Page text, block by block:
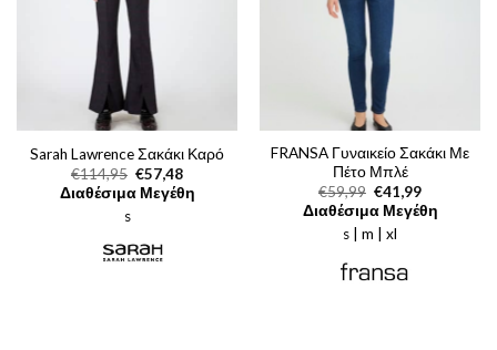
Sarah Lawrence Σακάκι Καρό
€114,95 Original
price
was:
€57,48Η
τρέχουσα
τιμή
Διαθέσιμα Μεγέθη
s
FRANSA Γυναικείο Σακάκι Με
Πέτο Μπλέ
€59,99 Original
price
was:
€59,99.
€41,99Η
τρέχουσα
τιμή
Διαθέσιμα Μεγέθη
s | m | xl